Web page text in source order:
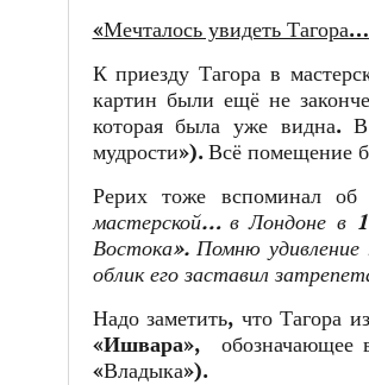
«Мечталось увидеть
К приезду Тагора в
картин были ещё не
которая была уже видна.
мудрости»). Всё помещение
Рерих тоже вспоминал об
мастерской… в Лондоне в
Востока». Помню удивление
облик его заставил
Надо заметить, что Тагора
«Ишвара», обозначающее
«Владыка»).